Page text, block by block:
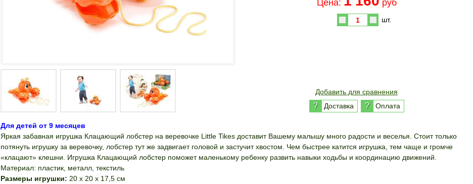
Цена: руб
шт.
Добавить для сравнения
? Доставка ? Оплата
Для детей от 9 месяцев
Яркая забавная игрушка Клацающий лобстер на веревочке Little Tikes доставит Вашему малышу много радости и веселья. Стоит только
потянуть игрушку за веревочку, лобстер тут же задвигает головой и застучит хвостом. Чем быстрее катится игрушка, тем чаще и громче
«клацают» клешни. Игрушка Клацающий лобстер поможет маленькому ребенку развить навыки ходьбы и координацию движений.
Материал: пластик, металл, текстиль
Размеры игрушки: 20 х 20 х 17,5 см